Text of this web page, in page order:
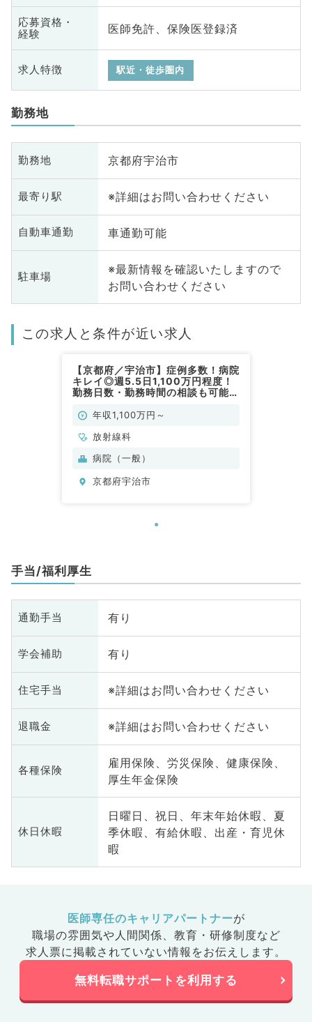
応募資格・
経験
医師免許、保険医登録済
求人特徴 駅近・徒歩圏内
勤務地
勤務地 京都府宇治市
最寄り駅 ※詳細はお問い合わせください
自動車通勤 車通勤可能
駐車場
※最新情報を確認いたしますので
お問い合わせください
この求人と条件が近い求人
【京都府／宇治市】症例多数！病院
キレイ◎週5.5日1,100万円程度！
勤務日数・勤務時間の相談も可能な
／常勤）
年収1,100万円～
放射線科
病院（一般）
京都府宇治市
手当/福利厚生
通勤手当 有り
学会補助 有り
住宅手当 ※詳細はお問い合わせください
退職金 ※詳細はお問い合わせください
各種保険
雇用保険、労災保険、健康保険、
厚生年金保険
休日休暇
日曜日、祝日、年末年始休暇、夏
季休暇、有給休暇、出産・育児休
暇
医師専任のキャリアパートナーが
職場の雰囲気や人間関係、 教育・研修制度など
求人票に掲載されていない情報をお伝えします。
無料転職サポートを利用する